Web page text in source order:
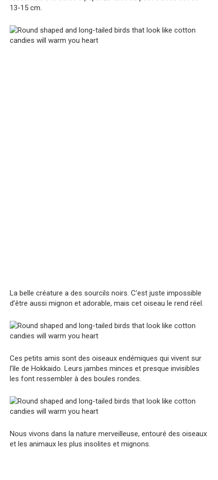
13-15 cm.
La belle créature a des sourcils noirs. C’est juste impossible
d’être aussi mignon et adorable, mais cet oiseau le rend réel.
Ces petits amis sont des oiseaux endémiques qui vivent sur
l’île de Hokkaido. Leurs jambes minces et presque invisibles
les font ressembler à des boules rondes.
Nous vivons dans la nature merveilleuse, entouré des oiseaux
et les animaux les plus insolites et mignons.